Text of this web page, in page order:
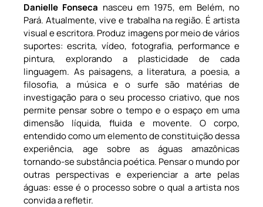
Danielle Fonseca nasceu em 1975, em Belém, no
Pará. Atualmente, vive e trabalha na região. É artista
visual e escritora. Produz imagens por meio de vários
suportes: escrita, vídeo, fotografia, performance e
pintura, explorando a plasticidade de cada
linguagem. As paisagens, a literatura, a poesia, a
filosofia, a música e o surfe são matérias de
investigação para o seu processo criativo, que nos
permite pensar sobre o tempo e o espaço em uma
dimensão líquida, fluida e movente. O corpo,
entendido como um elemento de constituição dessa
experiência, age sobre as águas amazônicas
tornando-se substância poética. Pensar o mundo por
outras perspectivas e experienciar a arte pelas
águas: esse é o processo sobre o qual a artista nos
convida a refletir.